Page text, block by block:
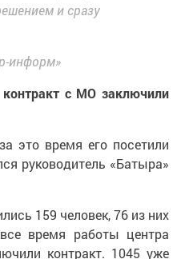
и сразу
информ»
с МО заключили
это время его посетили
руководитель «Батыра»
159 человек, 76 из них
время работы центра
контракт. 1045 уже